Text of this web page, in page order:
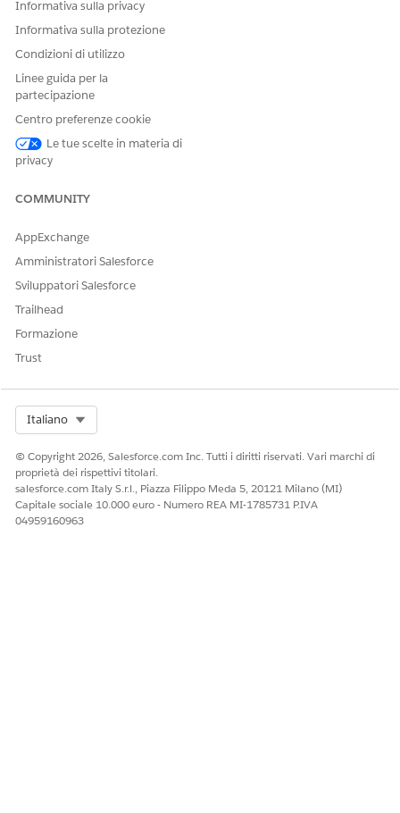
Informativa sulla privacy
Informativa sulla protezione
Condizioni di utilizzo
Linee guida per la
partecipazione
Centro preferenze cookie
Le tue scelte in materia di
privacy
COMMUNITY
AppExchange
Amministratori Salesforce
Sviluppatori Salesforce
Trailhead
Formazione
Trust
Italiano
© Copyright 2026, Salesforce.com Inc. Tutti i diritti riservati. Vari marchi di
proprietà dei rispettivi titolari.
salesforce.com Italy S.r.l., Piazza Filippo Meda 5, 20121 Milano (MI)
Capitale sociale 10.000 euro - Numero REA MI-1785731 P.IVA
04959160963